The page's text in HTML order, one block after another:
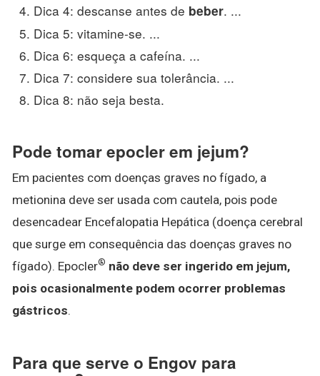
Dica 4: descanse antes de beber. ...
Dica 5: vitamine-se. ...
Dica 6: esqueça a cafeína. ...
Dica 7: considere sua tolerância. ...
Dica 8: não seja besta.
Pode tomar epocler em jejum?
Em pacientes com doenças graves no fígado, a
metionina deve ser usada com cautela, pois pode
desencadear Encefalopatia Hepática (doença cerebral
que surge em consequência das doenças graves no
fígado). Epocler® não deve ser ingerido em jejum,
pois ocasionalmente podem ocorrer problemas
gástricos.
Para que serve o Engov para